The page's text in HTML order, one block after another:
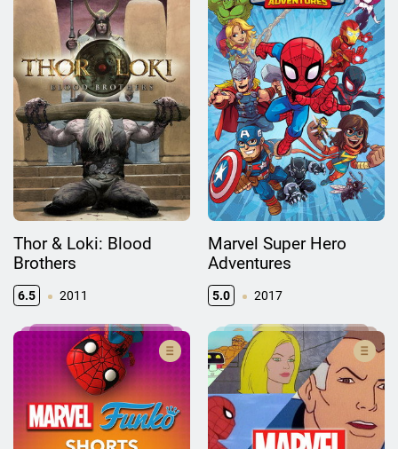
Thor & Loki: Blood
Brothers
6.5 2011
Marvel Super Hero
Adventures
5.0 2017